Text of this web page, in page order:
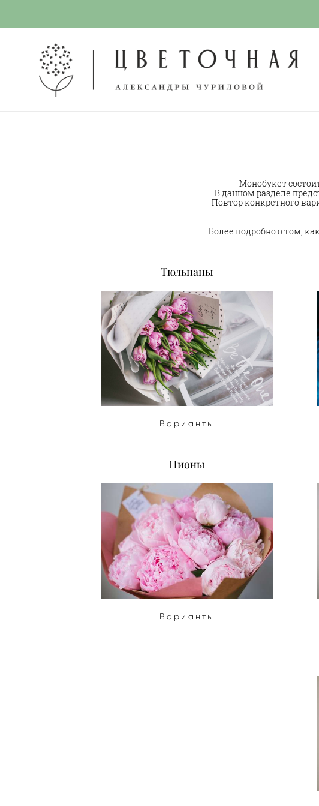
Монобукет
В данном разделе
Повтор конкретного
Более подробно о том,
Тюльпаны
Варианты
Пионы
Варианты